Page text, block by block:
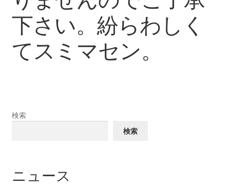
下さい。紛らわしく
てスミマセン。
検索
検索
ニュース